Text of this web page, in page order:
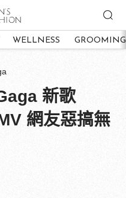
WELLNESS GROOMING
新歌
網友惡搞無